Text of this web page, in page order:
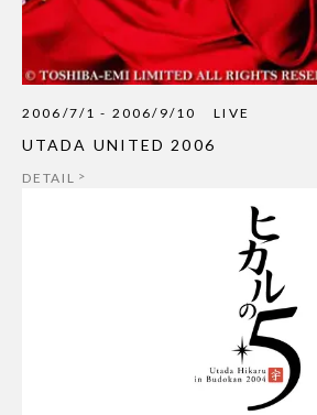
2006/7/1 - 2006/9/10 LIVE
UTADA UNITED 2006
DETAIL